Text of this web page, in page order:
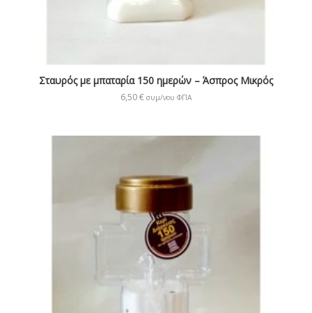
Σταυρός με μπαταρία 150 ημερών – Άσπρος Μικρός
6,50€ συμ/νου ΦΠΑ